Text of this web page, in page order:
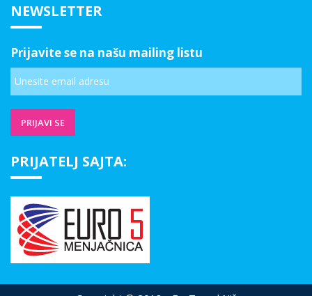
NEWSLETTER
Prijavite se na našu mailing listu
PRIJATELJ SAJTA: